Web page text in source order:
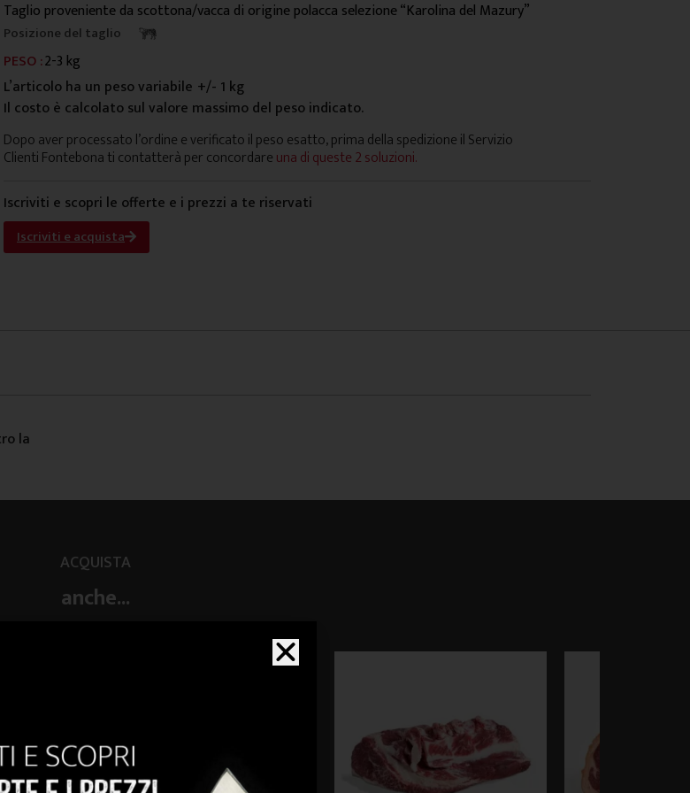
Taglio proveniente da scottona/vacca di origine polacca selezione “Karolina del Mazury”
Posizione del taglio
PESO :2-3 kg
L’articolo ha un peso variabile +/- 1 kg
Il costo è calcolato sul valore massimo del peso indicato.
Dopo aver processato l’ordine e verificato il peso esatto, prima della spedizione il Servizio
Clienti Fontebona ti contatterà per concordareuna di queste 2 soluzioni.
Iscriviti e scopri le offerte e i prezzi a te riservati
Iscriviti e acquista
la
ACQUISTA
anche...